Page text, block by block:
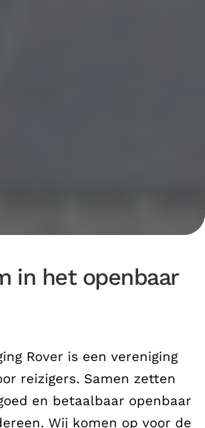
in het openbaar
Rover is een vereniging
reizigers. Samen zetten
en betaalbaar openbaar
Wij komen op voor de